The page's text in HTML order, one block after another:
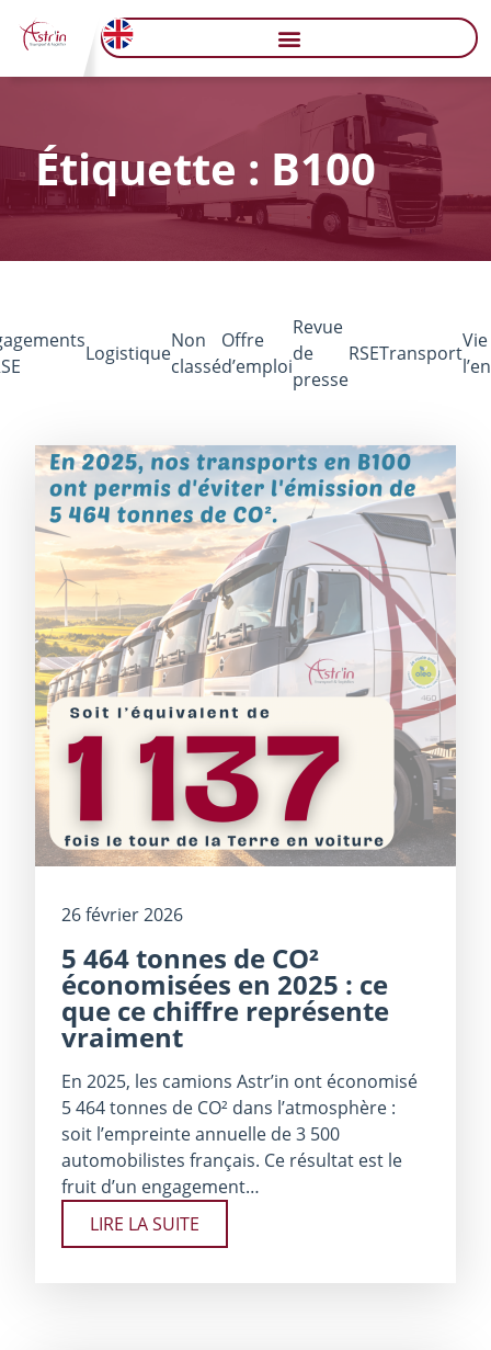
Étiquette : B100
Logistique
Non
classé
Offre
d’emploi
Revue
de
presse
RSETransport
26 février 2026
5 464 tonnes de CO²
économisées en 2025 : ce
que ce chiffre représente
vraiment
En 2025, les camions Astr’in ont économisé
5 464 tonnes de CO² dans l’atmosphère :
soit l’empreinte annuelle de 3 500
automobilistes français. Ce résultat est le
fruit d’un engagement…
LIRE LA SUITE